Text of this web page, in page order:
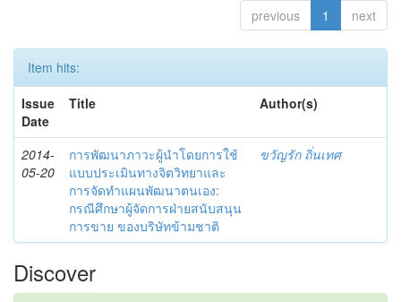
previous 1 next
Item hits:
Issue
Date
Title Author(s)
2014-
05-20
การพัฒนาภาวะผู้นำโดยการใช้
แบบประเมินทางจิตวิทยาและ
การจัดทำแผนพัฒนาตนเอง:
กรณีศึกษาผู้จัดการฝ่ายสนับสนุน
การขาย ของบริษัทข้ามชาติ
ขวัญรัก ถิ่นเทศ
Discover